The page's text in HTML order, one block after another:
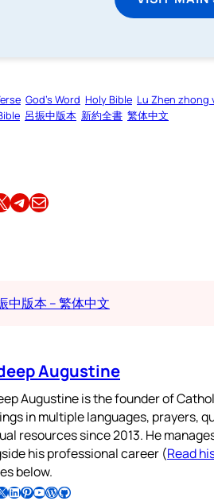
God’s Word Holy Bible Lu Zhen zhong
呂振中版本 新約全書 繁体中文
X Share this article on TelegramEmail this Article
中版本 – 繁体中文
Augustine
Augustine is the founder of
in multiple languages, prayers,
resources since 2013. He
his professional career (Read
below.
X Follow Pradeep on LinkedIn Follow Pradeep on Pinterest Subscribe to Pradeep’s Youtube Channel Follow Pradeep on WordPress Follow Pradeep on GitHub